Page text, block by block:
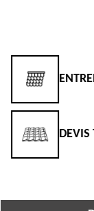
DEVIS